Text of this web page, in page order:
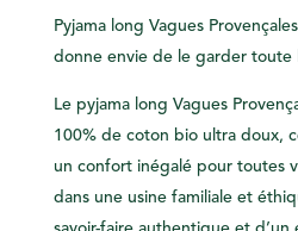
Pyjama long Vagues
donne envie de le garder toute
Le pyjama long Vagues
100% de coton bio ultra doux,
un confort inégalé pour toutes
dans une usine familiale et